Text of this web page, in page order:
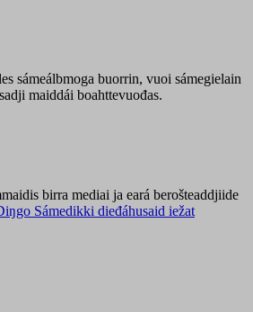
sámeálbmoga buorrin, vuoi sámegielain
maiddái boahttevuođas.
birra mediai ja eará berošteaddjiide
Sámedikki dieđáhusaid iežat